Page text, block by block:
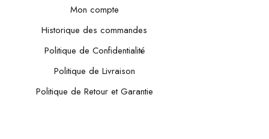
Mon compte
Historique des commandes
Politique de Confidentialité
Politique de Livraison
Politique de Retour et Garantie